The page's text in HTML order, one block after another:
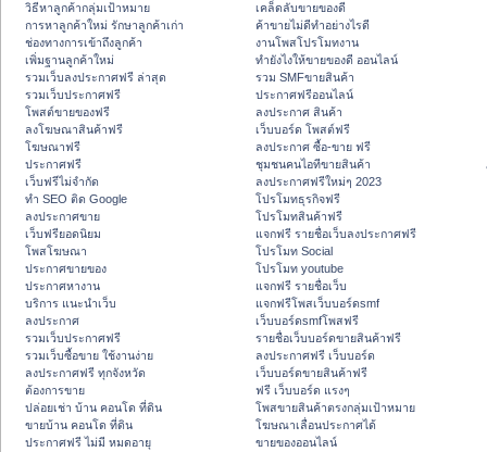
วิธีหาลูกค้ากลุ่มเป้าหมาย
การหาลูกค้าใหม่ รักษาลูกค้าเก่า
ช่องทางการเข้าถึงลูกค้า
เพิ่มฐานลูกค้าใหม่
รวมเว็บลงประกาศฟรี ล่าสุด
รวมเว็บประกาศฟรี
โพสต์ขายของฟรี
ลงโฆษณาสินค้าฟรี
โฆษณาฟรี
ประกาศฟรี
เว็บฟรีไม่จำกัด
ทำ SEO ติด Google
ลงประกาศขาย
เว็บฟรียอดนิยม
โพสโฆษณา
ประกาศขายของ
ประกาศหางาน
บริการ แนะนำเว็บ
ลงประกาศ
รวมเว็บประกาศฟรี
รวมเว็บซื้อขาย ใช้งานง่าย
ลงประกาศฟรี ทุกจังหวัด
ต้องการขาย
ปล่อยเช่า บ้าน คอนโด ที่ดิน
ขายบ้าน คอนโด ที่ดิน
ประกาศฟรี ไม่มี หมดอายุ
เคล็ดลับขายของดี
ค้าขายไม่ดีทำอย่างไรดี
งานโพสโปรโมทงาน
ทํายังไงให้ขายของดี ออนไลน์
รวม SMFขายสินค้า
ประกาศฟรีออนไลน์
ลงประกาศ สินค้า
เว็บบอร์ด โพสต์ฟรี
ลงประกาศ ซื้อ-ขาย ฟรี
ชุมชนคนไอทีขายสินค้า
ลงประกาศฟรีใหม่ๆ 2023
โปรโมทธุรกิจฟรี
โปรโมทสินค้าฟรี
แจกฟรี รายชื่อเว็บลงประกาศฟรี
โปรโมท Social
โปรโมท youtube
แจกฟรี รายชื่อเว็บ
แจกฟรีโพสเว็บบอร์ดsmf
เว็บบอร์ดsmfโพสฟรี
รายชื่อเว็บบอร์ดขายสินค้าฟรี
ลงประกาศฟรี เว็บบอร์ด
เว็บบอร์ดขายสินค้าฟรี
ฟรี เว็บบอร์ด แรงๆ
โพสขายสินค้าตรงกลุ่มเป้าหมาย
โฆษณาเลื่อนประกาศได้
ขายของออนไลน์